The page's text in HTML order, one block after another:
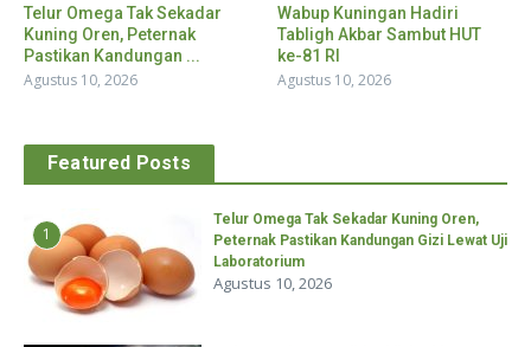
Telur Omega Tak Sekadar
Kuning Oren, Peternak
Pastikan Kandungan ...
Agustus 10, 2026
Wabup Kuningan Hadiri
Tabligh Akbar Sambut HUT
ke-81 RI
Agustus 10, 2026
Featured Posts
1
Telur Omega Tak Sekadar Kuning Oren,
Peternak Pastikan Kandungan Gizi Lewat Uji
Laboratorium
Agustus 10, 2026